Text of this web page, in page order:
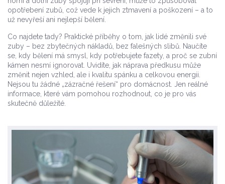
opotřebení zubů, což vede k jejich ztmavení a poškození – a to
už nevyřeší ani nejlepší bělení.
Co najdete tady? Praktické příběhy o tom, jak lidé změnili své
zuby – bez zbytečných nákladů, bez falešných slibů. Naučíte
se, kdy bělení má smysl, kdy potřebujete fazety, a proč se zubní
kámen nesmí ignorovat. Uvidíte, jak náprava předkusu může
změnit nejen vzhled, ale i kvalitu spánku a celkovou energii.
Nejsou tu žádné „zázračné řešení“ pro domácnost. Jen reálné
informace, které vám pomohou rozhodnout, co je pro vás
skutečně důležité.